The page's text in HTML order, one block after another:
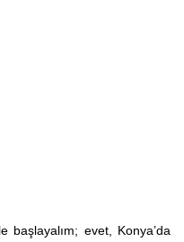
başlayalım; evet, Konya’da